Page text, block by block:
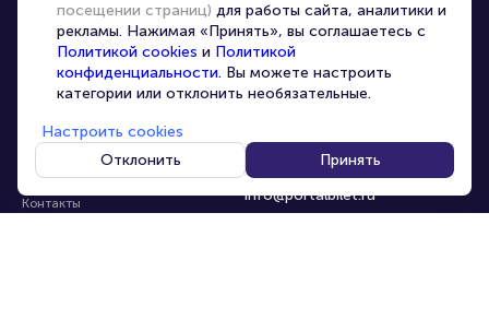
Организаторам
Корпоративным клиентам
VIP-билеты
Персональные данные
О компании
Контакты
8-800-500-42-62
8-499-226-15-14
info@portalbilet.ru
С 10:00 до 21:00,
посещении страниц) для работы сайта, аналитики и
рекламы. Нажимая «Принять», вы соглашаетесь с
Политикой cookies и Политикой
конфиденциальности. Вы можете настроить
категории или отклонить необязательные.
Настроить cookies
Отклонить
Принять